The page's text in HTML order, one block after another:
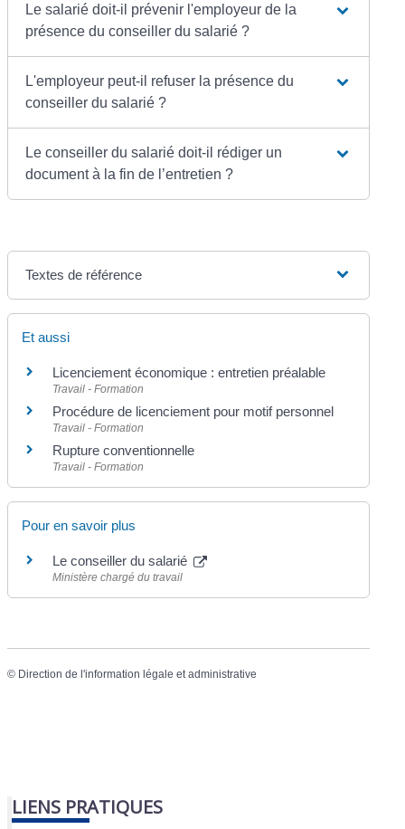
Le salarié doit-il prévenir l'employeur de la
présence du conseiller du salarié ?
L'employeur peut-il refuser la présence du
conseiller du salarié ?
Le conseiller du salarié doit-il rédiger un
document à la fin de l’entretien ?
Textes de référence
Et aussi
Licenciement économique : entretien préalable
Travail - Formation
Procédure de licenciement pour motif personnel
Travail - Formation
Rupture conventionnelle
Travail - Formation
Pour en savoir plus
Le conseiller du salarié
Ministère chargé du travail
© Direction de l'information légale et administrative
LIENS PRATIQUES